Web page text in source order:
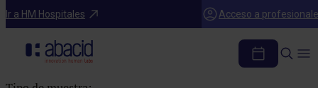
Ir a HM Hospitales Acceso a
Catálogo de pruebas
T3 LIBRE